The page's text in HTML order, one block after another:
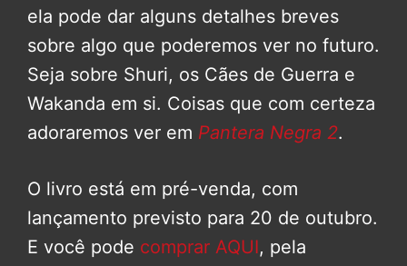
ela pode dar alguns detalhes breves
sobre algo que poderemos ver no futuro.
Seja sobre Shuri, os Cães de Guerra e
Wakanda em si. Coisas que com certeza
adoraremos ver em Pantera Negra 2.
O livro está em pré-venda, com
lançamento previsto para 20 de outubro.
E você pode comprar AQUI, pela